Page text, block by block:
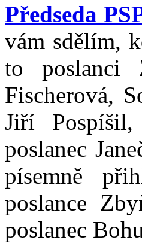
Předseda
vám sdělím,
to poslanci
Fischerová,
Jiří
poslanec
písemně
poslance
poslanec